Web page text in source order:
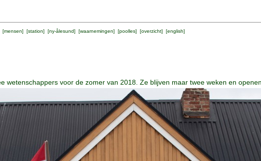
[mensen] [station] [ny-ålesund] [waarnemingen] [poolles] [overzicht] [english]
wetenschappers voor de zomer van 2018. Ze blijven maar twee weken en